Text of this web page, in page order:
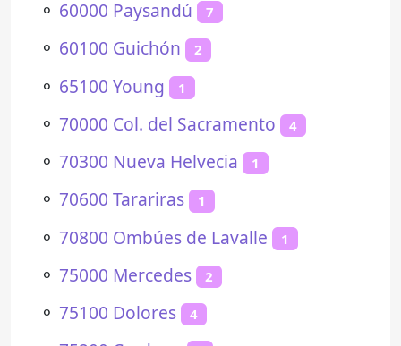
⚬ 60000 Paysandú 7
⚬ 60100 Guichón 2
⚬ 65100 Young 1
⚬ 70000 Col. del Sacramento 4
⚬ 70300 Nueva Helvecia 1
⚬ 70600 Tarariras 1
⚬ 70800 Ombúes de Lavalle 1
⚬ 75000 Mercedes 2
⚬ 75100 Dolores 4